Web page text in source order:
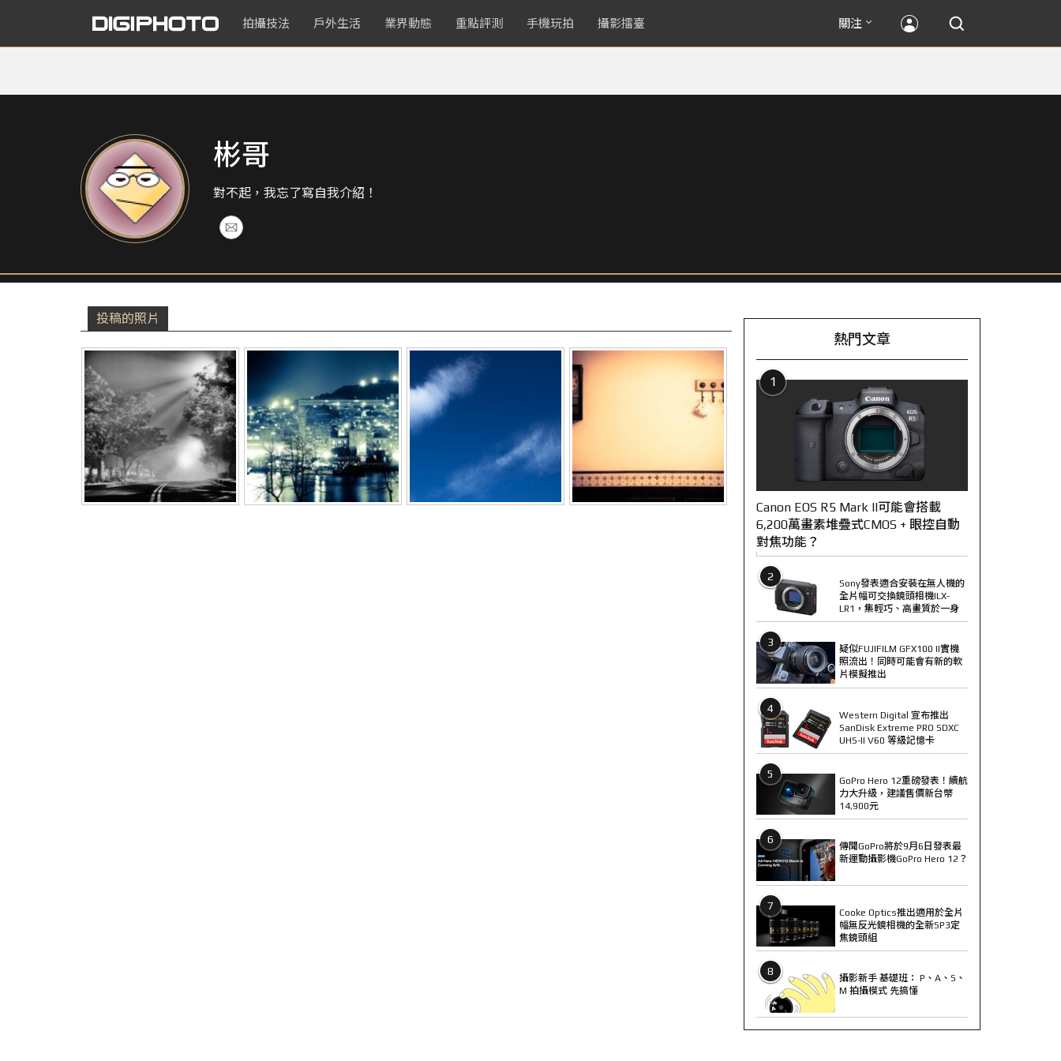
拍攝技法 戶外生活 業界動態 重點評測 手機玩拍 攝影擂臺 關注
彬哥
對不起，我忘了寫自我介紹！
投稿的照片
熱門文章
1
Canon EOS R5 Mark II可能會搭載
6,200萬畫素堆疊式CMOS + 眼控自動
對焦功能？
2
Sony發表適合安裝在無人機的
全片幅可交換鏡頭相機ILX-
LR1，集輕巧、高畫質於一身
3
疑似FUJIFILM GFX100 II實機
照流出！同時可能會有新的軟
片模擬推出
4
Western Digital 宣布推出
SanDisk Extreme PRO SDXC
UHS-II V60 等級記憶卡
5
GoPro Hero 12重磅發表！續航
力大升級，建議售價新台幣
14,900元
6
傳聞GoPro將於9月6日發表最
新運動攝影機GoPro Hero 12？
7
Cooke Optics推出適用於全片
幅無反光鏡相機的全新SP3定
焦鏡頭組
8
攝影新手 基礎班： P、A、S、
M 拍攝模式 先搞懂